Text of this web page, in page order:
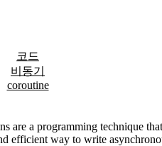
코드
비동기
coroutine
are a programming technique
efficient way to write